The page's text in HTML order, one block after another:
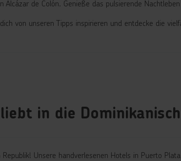
de Colón. Genieße das pulsierende
von unseren Tipps inspirieren und entdecke die
in die
Unsere handverlesenen Hotels in Puerto